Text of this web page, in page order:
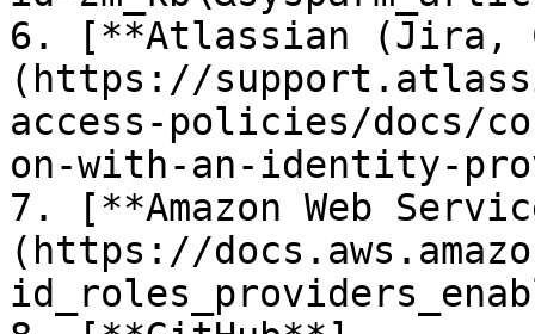
6. [**Atlassian (Jira,
(https://
access-policies/docs/
on-with-an-identity-
7. [**Amazon Web
(https://